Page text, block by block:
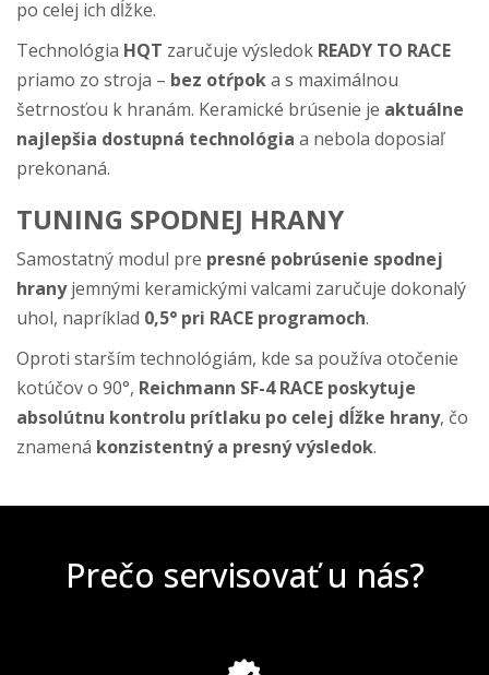
po celej ich dĺžke.
Technológia HQT zaručuje výsledok READY TO RACE
priamo zo stroja – bez otŕpoka s maximálnou
šetrnosťou k hranám. Keramické brúsenie je aktuálne
najlepšia dostupná technológia a nebola doposiaľ
prekonaná.
TUNING SPODNEJ HRANY
Samostatný modul pre presné pobrúsenie spodnej
hranyjemnými keramickými valcami zaručuje dokonalý
uhol, napríklad 0,5° pri RACE programoch.
Oproti starším technológiám, kde sa používa otočenie
kotúčov o 90°, Reichmann SF-4 RACE poskytuje
absolútnu kontrolu prítlaku po celej dĺžke hrany, čo
znamená konzistentný a presný výsledok.
Prečo servisovať u nás?